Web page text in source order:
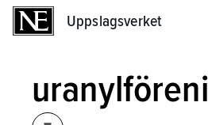
Uppslagsverket